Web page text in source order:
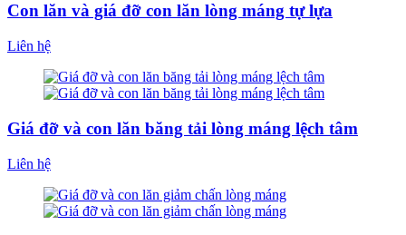
Con lăn và giá đỡ con lăn lòng máng tự lựa
Liên hệ
Giá đỡ và con lăn băng tải lòng máng lệch tâm
Liên hệ